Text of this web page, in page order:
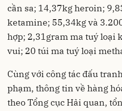
cần sa; 14,37kg heroin;
ketamine; 55,34kg và
hợp; 2,31gram ma tuý loại
vui; 20 túi ma tuý loại
Cùng với công tác đấu
phạm, thông tin về hàng
theo Tổng cục Hải quan,